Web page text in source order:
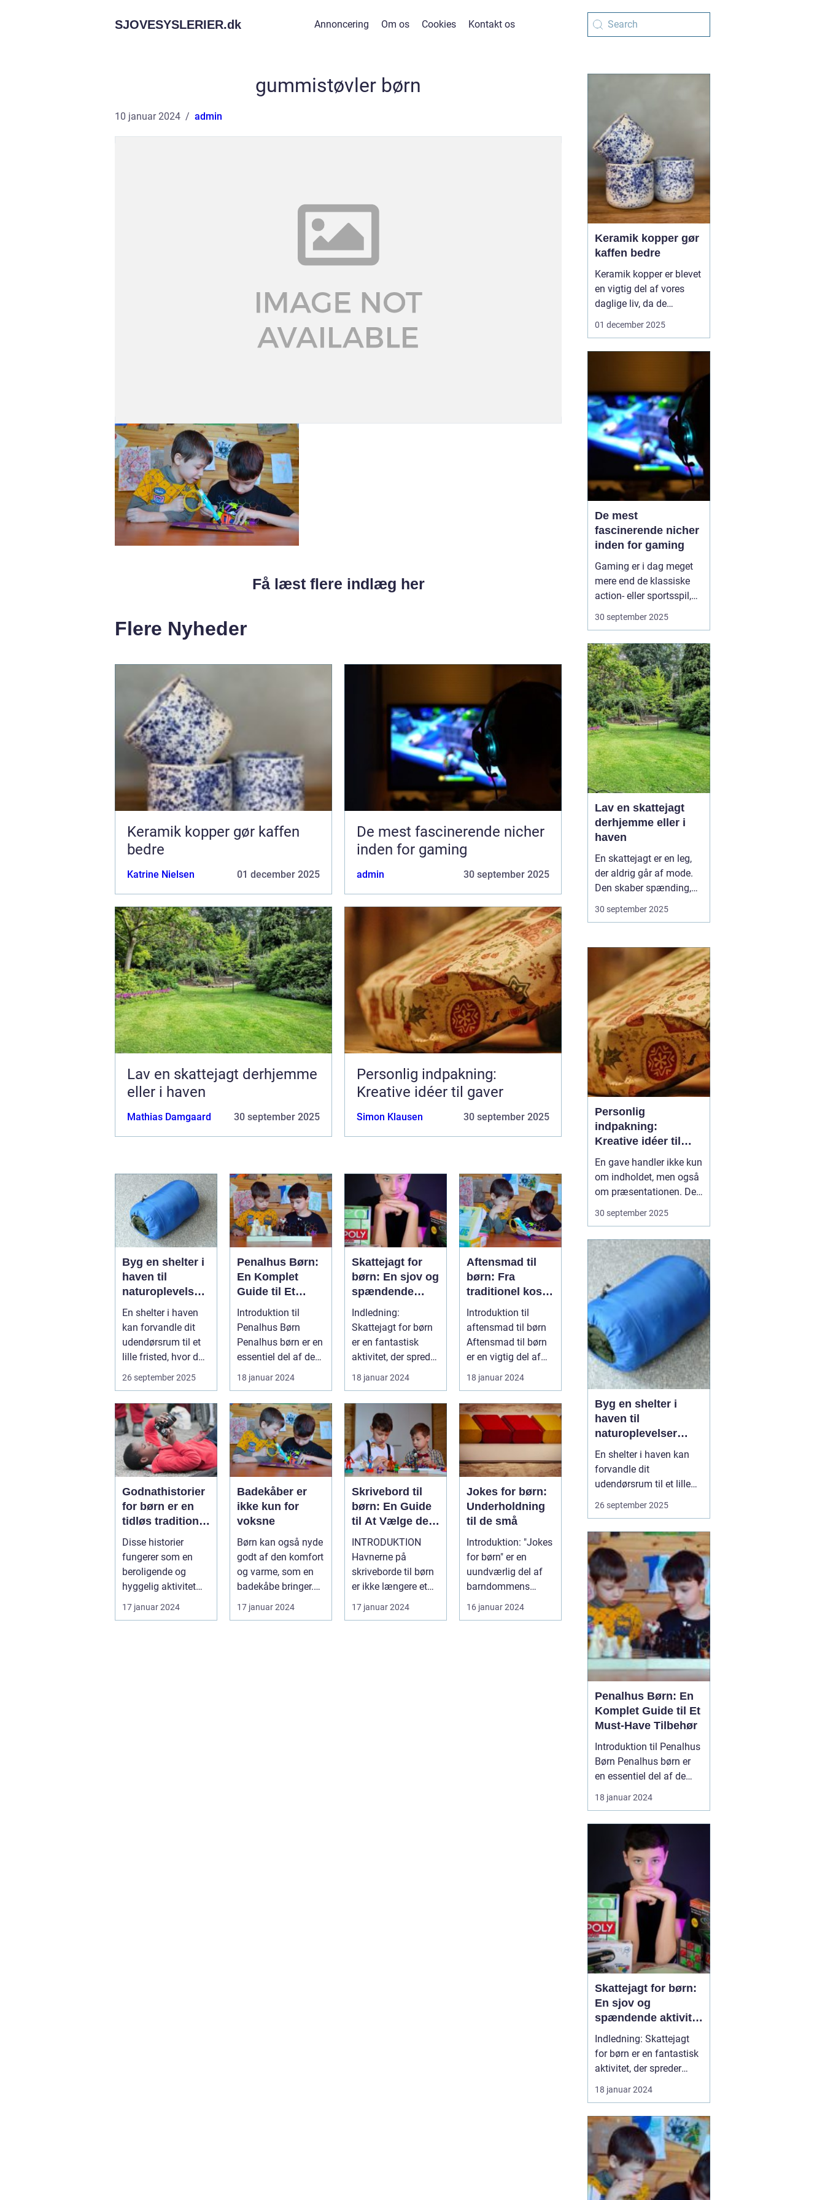
SJOVESYSLERIER.dk Annoncering Om os Cookies Kontakt os
gummistøvler børn
10 januar 2024 admin
Få læst flere indlæg her
Flere Nyheder
Keramik kopper gør kaffen
bedre
Katrine Nielsen 01 december 2025
De mest fascinerende nicher
inden for gaming
admin 30 september 2025
Lav en skattejagt derhjemme
eller i haven
Mathias Damgaard 30 september 2025
Personlig indpakning:
Kreative idéer til gaver
Simon Klausen 30 september 2025
Byg en shelter i
haven til
naturoplevelser
hjemme
En shelter i haven
kan forvandle dit
udendørsrum til et
lille fristed, hvor du
kan nyde natur...
26 september 2025
Penalhus Børn:
En Komplet
Guide til Et
Must-Have
Tilbehør
Introduktion til
Penalhus Børn
Penalhus børn er en
essentiel del af de
fleste børns udstyr,
når det...
18 januar 2024
Skattejagt for
børn: En sjov og
spændende
aktivitet for
både små og
store eventyrere
Indledning:
Skattejagt for børn
er en fantastisk
aktivitet, der spreder
glæde og spænding
blandt de ...
18 januar 2024
Aftensmad til
børn: Fra
traditionel kost
til moderne
tilgange
Introduktion til
aftensmad til børn
Aftensmad til børn
er en vigtig del af
deres daglige
ernæring o...
18 januar 2024
Godnathistorier
for børn er en
tidløs tradition,
der er elsket af
både børn og
forældre over
hele verden
Disse historier
fungerer som en
beroligende og
hyggelig aktivitet
før sengetid og
hjælper børn med
17 januar 2024
Badekåber er
ikke kun for
voksne
Børn kan også nyde
godt af den komfort
og varme, som en
badekåbe bringer.
En badekåbe til
børn er en...
17 januar 2024
Skrivebord til
børn: En Guide
til At Vælge det
Perfekte
Skrivebord
INTRODUKTION
Havnerne på
skriveborde til børn
er ikke længere et
enkelt møbel, der
bare får plads t...
17 januar 2024
Jokes for børn:
Underholdning
til de små
Introduktion: "Jokes
for børn" er en
uundværlig del af
barndommens
glæder. Disse enkle
og sjove vitt...
16 januar 2024
Keramik kopper gør
kaffen bedre
Keramik kopper er blevet
en vigtig del af vores
daglige liv, da de
kombinerer æstetik med
giver disse kopper en
følelse af personlig stil
og kvalitet...
01 december 2025
De mest
fascinerende nicher
inden for gaming
Gaming er i dag meget
mere end de klassiske
action- eller sportsspil,
de fleste kender. Bag de
store titler findes et væld
passionerede
fællesskaber samles om
helt særlige
spiloplevelser. Nicherne
viser,...
30 september 2025
Lav en skattejagt
derhjemme eller i
haven
En skattejagt er en leg,
der aldrig går af mode.
Den skaber spænding,
samarbejde og masser
af grin, uanset om
voksne. Med lidt fantasi
kan du nemt forvandle
dit hjem eller din have til
en magisk legeplads f...
30 september 2025
Personlig
indpakning:
Kreative idéer til
gaver
En gave handler ikke kun
om indholdet, men også
om præsentationen. Den
måde, en gave er pakket
ind på, kan gøre hele
modtagerens oplevelse.
En personlig indpakning
viser omtanke, kreativitet
og kærl...
30 september 2025
Byg en shelter i
haven til
naturoplevelser
hjemme
En shelter i haven kan
forvandle dit
udendørsrum til et lille
fristed, hvor du kan nyde
naturen helt tæt på. Den
overnatninger under
åben himmel, hyggelige
aftener med familien og
en følelse af at v&...
26 september 2025
Penalhus Børn: En
Komplet Guide til Et
Must-Have Tilbehør
Introduktion til Penalhus
Børn Penalhus børn er
en essentiel del af de
fleste børns udstyr, når
det kommer til
aktiviteter. Dette
praktiske tilbehør
hjælper børn med at
opbevare og organisere
deres skriveredskaber, så
de altid ...
18 januar 2024
Skattejagt for børn:
En sjov og
spændende aktivitet
for både små og
store eventyrere
Indledning: Skattejagt
for børn er en fantastisk
aktivitet, der spreder
glæde og spænding
blandt de yngste
er en legefuld og
interaktiv måde at
engagere børnene på,
hvor de bliver
introduceret til
18 januar 2024